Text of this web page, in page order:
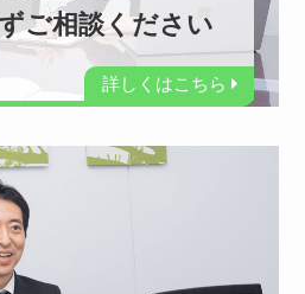
ご相談ください
詳しくはこちら